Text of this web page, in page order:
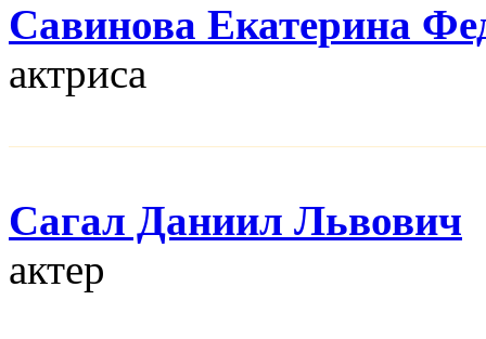
Савинова Екатерина
актриса
Сагал Даниил Львович
актер